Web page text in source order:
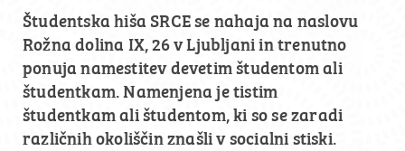
Študentska hiša SRCE se nahaja na naslovu
Rožna dolina IX, 26 v Ljubljani in trenutno
ponuja namestitev devetim študentom ali
študentkam. Namenjena je tistim
študentkam ali študentom, ki so se zaradi
različnih okoliščin znašli v socialni stiski.